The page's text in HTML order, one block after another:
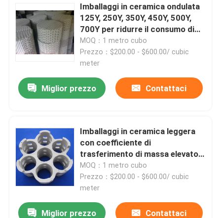
Su di noi
Visita alla fabbrica
Controllo della qualità
Chiedi un preventivo
Stagno molecolare PSA
Zeolite a setaccio molecolare
Imballaggi in ceramica ondulata
125Y, 250Y, 350Y, 450Y, 500Y,
700Y per ridurre il consumo di
energia
MOQ：1 metro cubo
Prezzo：$200.00 - $600.00/ cubic
meter
Miglior prezzo Contattaci
Imballaggi in ceramica leggera
con coefficiente di
trasferimento di massa elevato
con superficie specifica per
l'industria del coke
MOQ：1 metro cubo
Prezzo：$200.00 - $600.00/ cubic
meter
Miglior prezzo Contattaci